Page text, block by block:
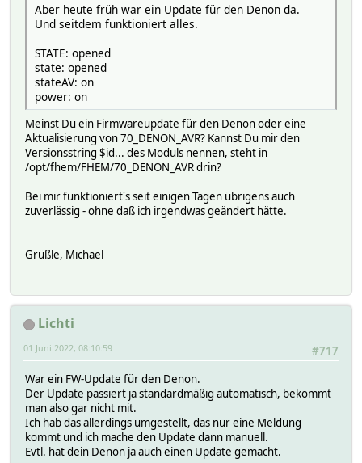
Aber heute früh war ein Update für den Denon da.
Und seitdem funktioniert alles.
STATE: opened
state: opened
stateAV: on
power: on
Meinst Du ein Firmwareupdate für den Denon oder eine
Aktualisierung von 70_DENON_AVR? Kannst Du mir den
Versionsstring $id... des Moduls nennen, steht in
/opt/fhem/FHEM/70_DENON_AVR drin?
Bei mir funktioniert's seit einigen Tagen übrigens auch
zuverlässig - ohne daß ich irgendwas geändert hätte.
Grüßle, Michael
Lichti
#717
01 Juni 2022, 08:10:59
War ein FW-Update für den Denon.
Der Update passiert ja standardmäßig automatisch, bekommt
man also gar nicht mit.
Ich hab das allerdings umgestellt, das nur eine Meldung
kommt und ich mache den Update dann manuell.
Evtl. hat dein Denon ja auch einen Update gemacht.